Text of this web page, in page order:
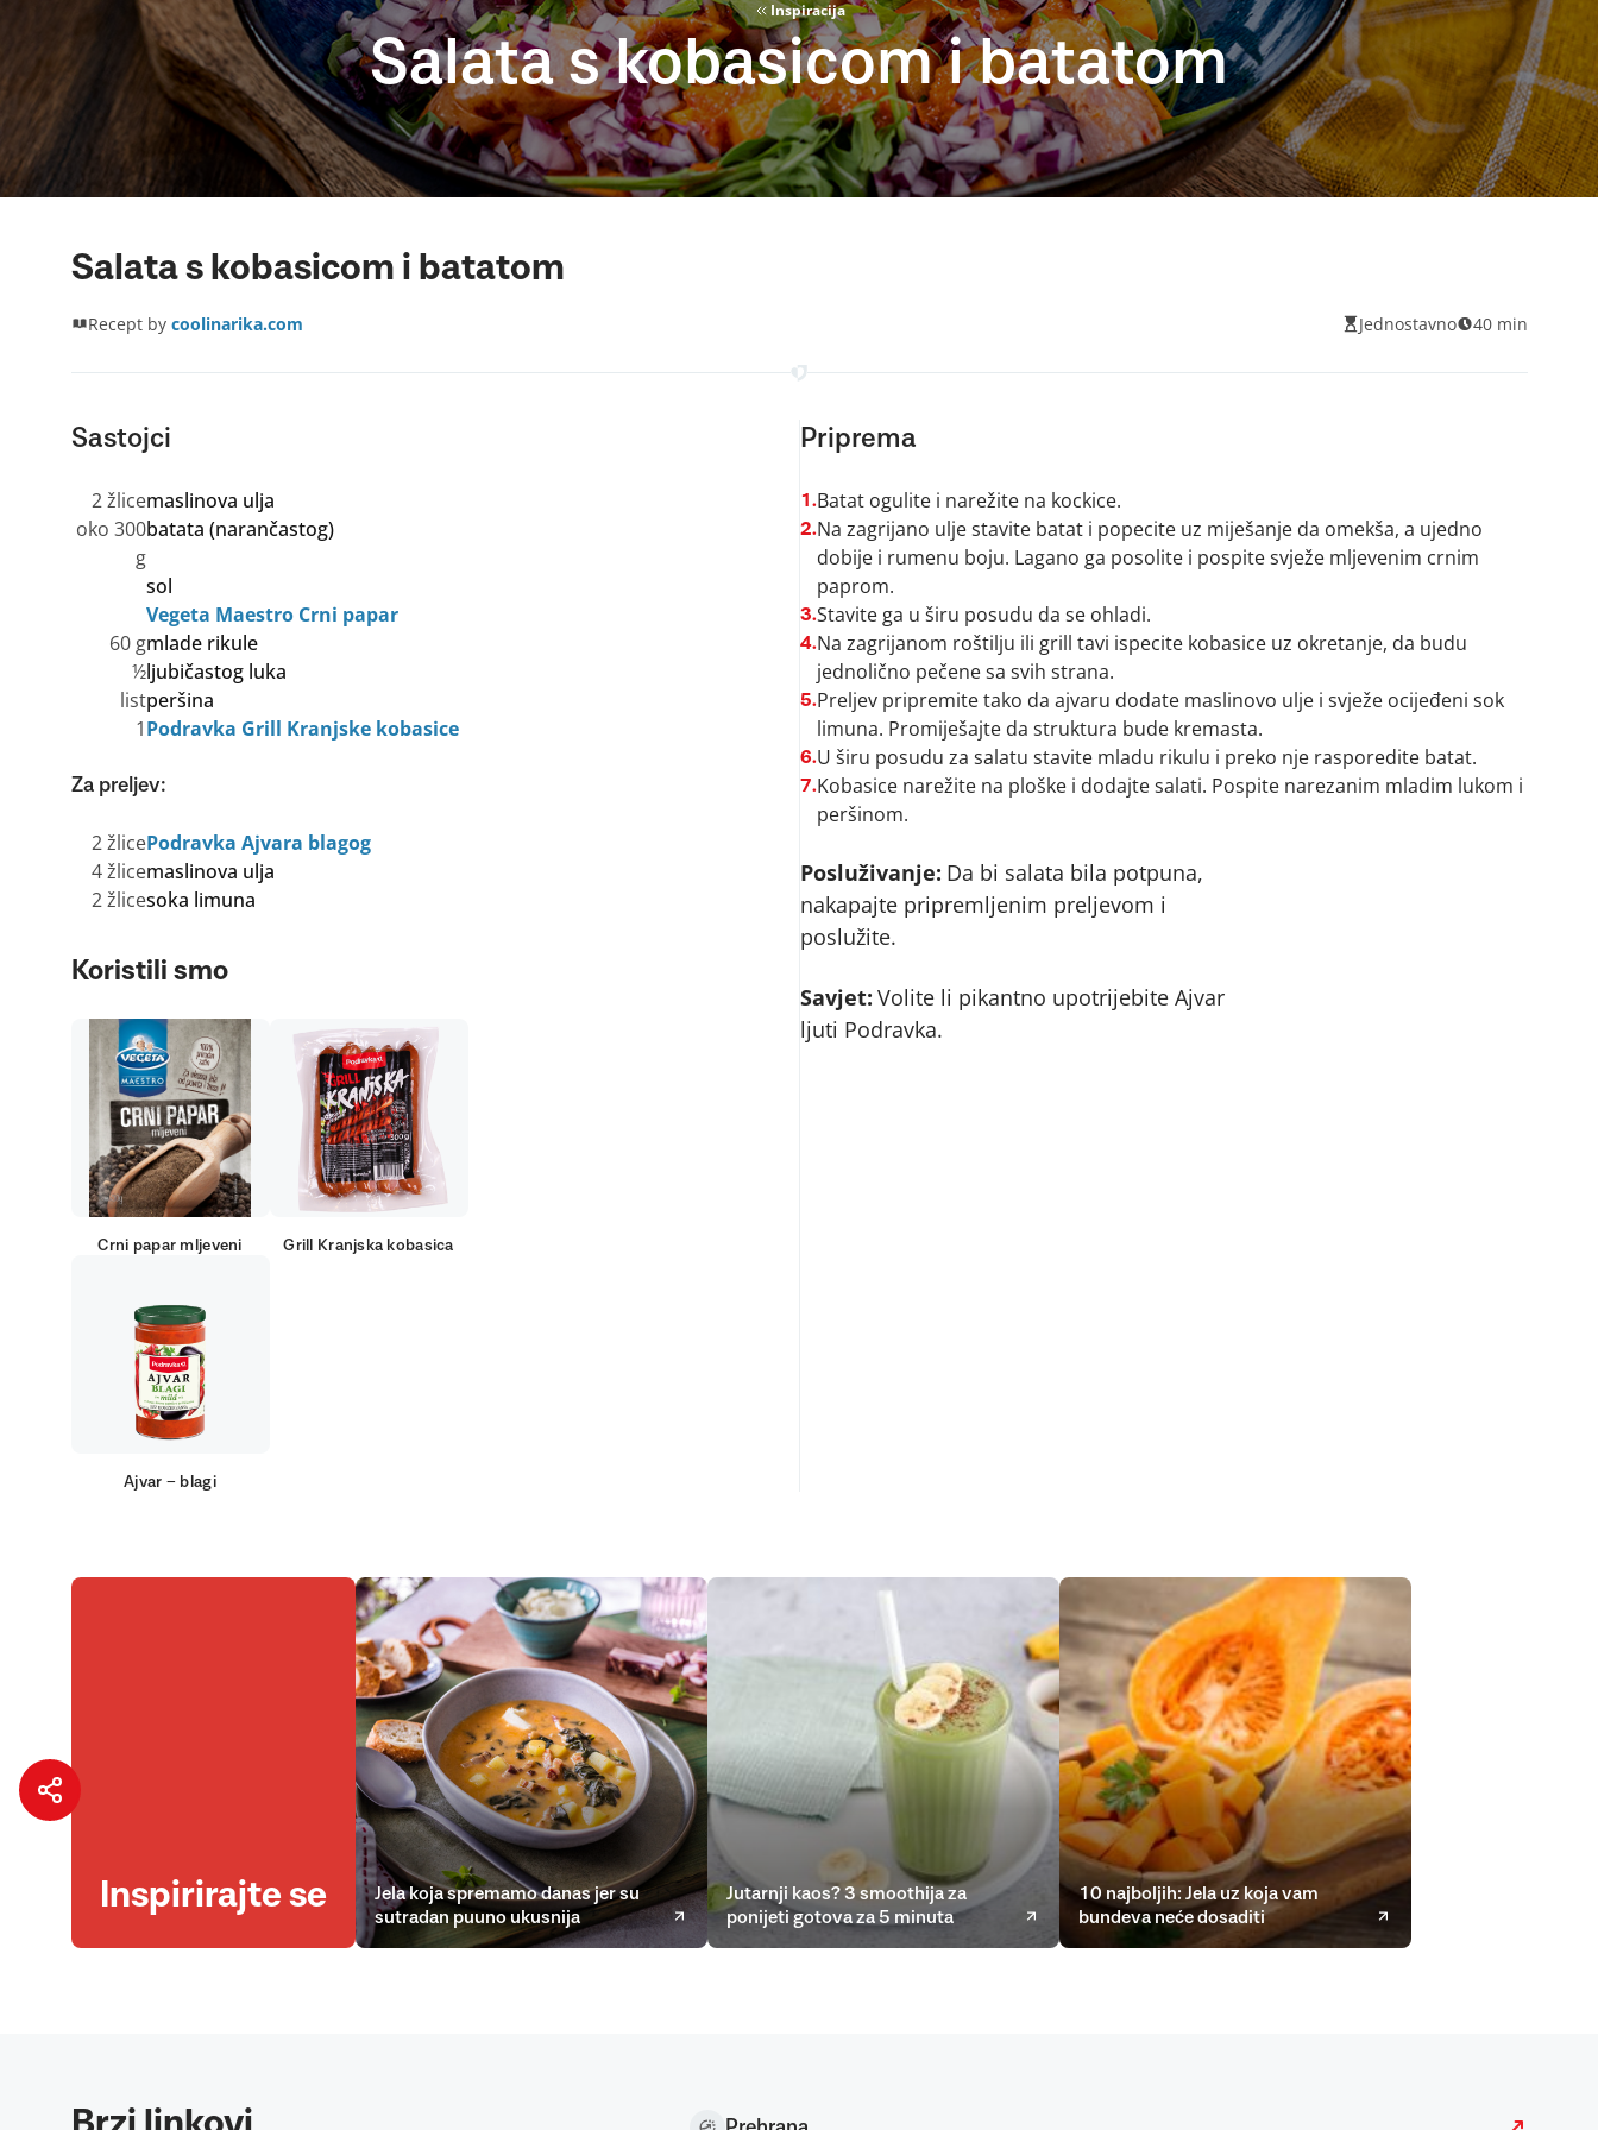
Inspiracija
Salata s kobasicom i batatom
Salata s kobasicom i batatom
Recept by coolinarika.com Jednostavno 40 min
Sastojci
2 žlicemaslinova ulja
oko 300
g
batata (narančastog)
sol
Vegeta Maestro Crni papar
60 gmlade rikule
½ljubičastog luka
listperšina
1Podravka Grill Kranjske kobasice
Za preljev:
2 žlicePodravka Ajvara blagog
4 žlicemaslinova ulja
2 žlicesoka limuna
Koristili smo
Crni papar mljeveni Grill Kranjska kobasica
Ajvar – blagi
Priprema
1.Batat ogulite i narežite na kockice.
2.Na zagrijano ulje stavite batat i popecite uz miješanje da omekša, a ujedno
dobije i rumenu boju. Lagano ga posolite i pospite svježe mljevenim crnim
paprom.
3.Stavite ga u širu posudu da se ohladi.
4.Na zagrijanom roštilju ili grill tavi ispecite kobasice uz okretanje, da budu
jednolično pečene sa svih strana.
5.Preljev pripremite tako da ajvaru dodate maslinovo ulje i svježe ocijeđeni sok
limuna. Promiješajte da struktura bude kremasta.
6.U širu posudu za salatu stavite mladu rikulu i preko nje rasporedite batat.
7.Kobasice narežite na ploške i dodajte salati. Pospite narezanim mladim lukom i
peršinom.
Posluživanje: Da bi salata bila potpuna,
nakapajte pripremljenim preljevom i
poslužite.
Savjet: Volite li pikantno upotrijebite Ajvar
ljuti Podravka.
Inspirirajte se
Jela koja spremamo danas jer su
sutradan puuno ukusnija
Jutarnji kaos? 3 smoothija za
ponijeti gotova za 5 minuta
10 najboljih: Jela uz koja vam
bundeva neće dosaditi